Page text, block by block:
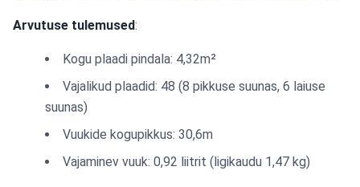
Arvutuse tulemused:
Kogu plaadi pindala: 4,32m²
Vajalikud plaadid: 48 (8 pikkuse suunas, 6 laiuse
suunas)
Vuukide kogupikkus: 30,6m
Vajaminev vuuk: 0,92 liitrit (ligikaudu 1,47 kg)